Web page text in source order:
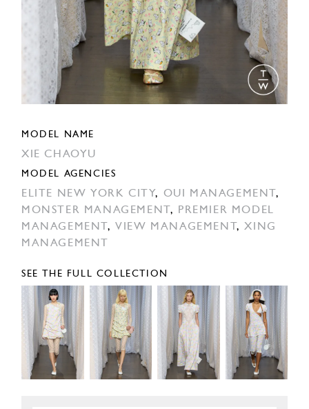
MODEL NAME
XIE CHAOYU
MODEL AGENCIES
ELITE NEW YORK CITY, OUI MANAGEMENT,
MONSTER MANAGEMENT ,
PREMIER MODEL
MANAGEMENT ,VIEW MANAGEMENT,XING
MANAGEMENT
SEE THE FULL COLLECTION